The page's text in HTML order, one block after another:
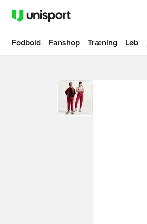
Fodbold Fanshop Træning Løb